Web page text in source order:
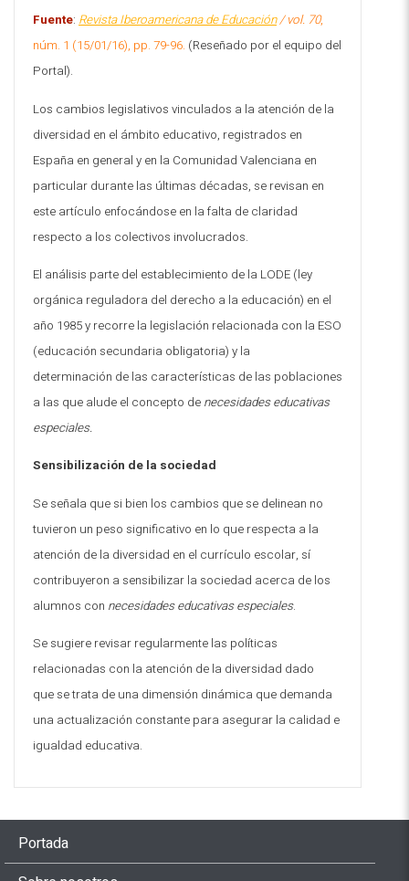
Fuente: Revista Iberoamericana de Educación/ vol. 70,
núm. 1 (15/01/16), pp. 79-96. (Reseñado por el equipo del
Portal).
Los cambios legislativos vinculados a la atención de la
diversidad en el ámbito educativo, registrados en
España en general y en la Comunidad Valenciana en
particular durante las últimas décadas, se revisan en
este artículo enfocándose en la falta de claridad
respecto a los colectivos involucrados.
El análisis parte del establecimiento de la LODE (ley
orgánica reguladora del derecho a la educación) en el
año 1985 y recorre la legislación relacionada con la ESO
(educación secundaria obligatoria) y la
determinación de las características de las poblaciones
a las que alude el concepto de necesidades educativas
especiales.
Sensibilización de la sociedad
Se señala que si bien los cambios que se delinean no
tuvieron un peso significativo en lo que respecta a la
atención de la diversidad en el currículo escolar, sí
contribuyeron a sensibilizar la sociedad acerca de los
alumnos con necesidades educativas especiales.
Se sugiere revisar regularmente las políticas
relacionadas con la atención de la diversidad dado
que se trata de una dimensión dinámica que demanda
una actualización constante para asegurar la calidad e
igualdad educativa.
Portada